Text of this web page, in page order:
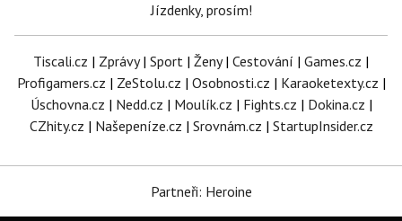
Jízdenky, prosím!
Tiscali.cz | Zprávy| Sport | Ženy| Cestování | Games.cz |
Profigamers.cz | ZeStolu.cz | Osobnosti.cz | Karaoketexty.cz |
Úschovna.cz | Nedd.cz | Moulík.cz | Fights.cz | Dokina.cz |
CZhity.cz | Našepeníze.cz | Srovnám.cz | StartupInsider.cz
Partneři: Heroine